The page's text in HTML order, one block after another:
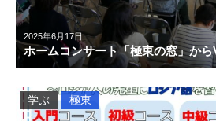
2025年6月17日
ホームコンサート「極東の窓」か
学ぶ 極東